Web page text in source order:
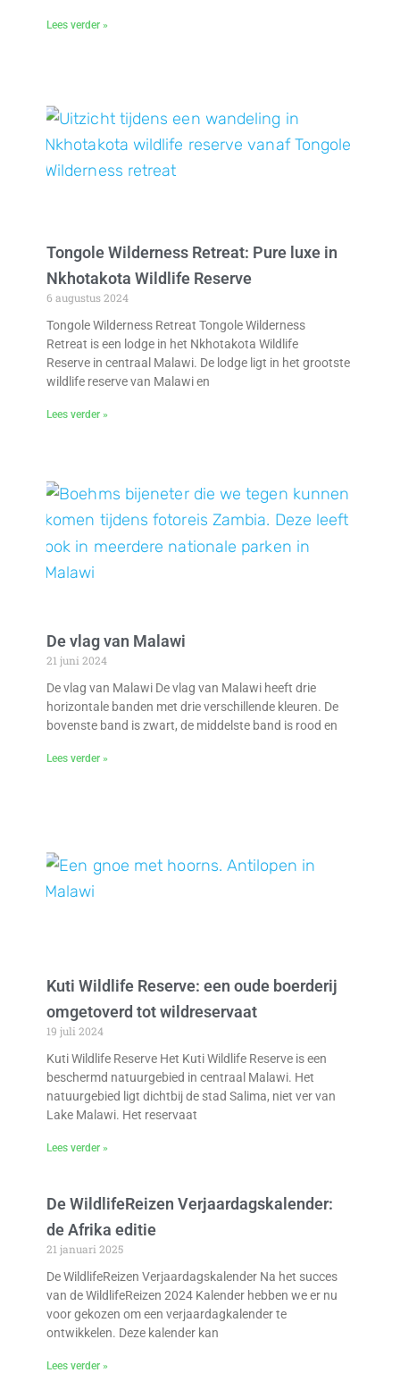
Lees verder »
Tongole Wilderness Retreat: Pure luxe in
Nkhotakota Wildlife Reserve
6 augustus 2024
Tongole Wilderness Retreat Tongole Wilderness
Retreat is een lodge in het Nkhotakota Wildlife
Reserve in centraal Malawi. De lodge ligt in het grootste
wildlife reserve van Malawi en
Lees verder »
De vlag van Malawi
21 juni 2024
De vlag van Malawi De vlag van Malawi heeft drie
horizontale banden met drie verschillende kleuren. De
bovenste band is zwart, de middelste band is rood en
Lees verder »
Kuti Wildlife Reserve: een oude boerderij
omgetoverd tot wildreservaat
19 juli 2024
Kuti Wildlife Reserve Het Kuti Wildlife Reserve is een
beschermd natuurgebied in centraal Malawi. Het
natuurgebied ligt dichtbij de stad Salima, niet ver van
Lake Malawi. Het reservaat
Lees verder »
De WildlifeReizen Verjaardagskalender:
de Afrika editie
21 januari 2025
De WildlifeReizen Verjaardagskalender Na het succes
van de WildlifeReizen 2024 Kalender hebben we er nu
voor gekozen om een verjaardagkalender te
ontwikkelen. Deze kalender kan
Lees verder »